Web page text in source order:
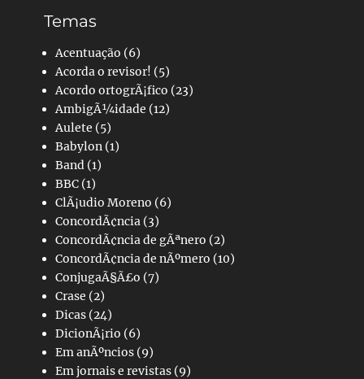
Temas
Acentuação (6)
Acorda o revisor! (5)
Acordo ortogrÃ¡fico (23)
AmbigÃ¼idade (12)
Aulete (5)
Babylon (1)
Band (1)
BBC (1)
ClÃ¡udio Moreno (6)
ConcordÃ¢ncia (3)
ConcordÃ¢ncia de gÃªnero (2)
ConcordÃ¢ncia de nÃºmero (10)
ConjugaÃ§Ã£o (7)
Crase (2)
Dicas (24)
DicionÃ¡rio (6)
Em anÃºncios (9)
Em jornais e revistas (9)